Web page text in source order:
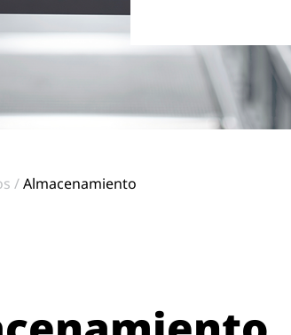
Almacenamiento